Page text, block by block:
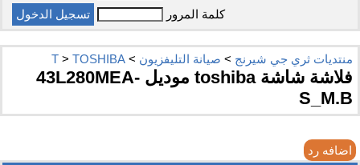
كلمة المرور
منتديات ثري جي شيرنج > صيانة التليفزيون >
T > TOSHIBA
فلاشة شاشة toshiba موديل 43L280MEA-
S_M.B
اضافه رد